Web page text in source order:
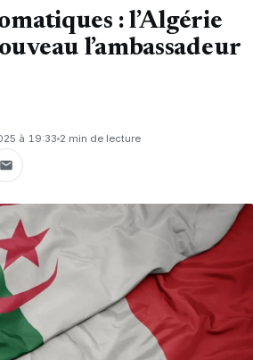
: l’Algérie
l’ambassadeur
à 19:33 2 min de lecture